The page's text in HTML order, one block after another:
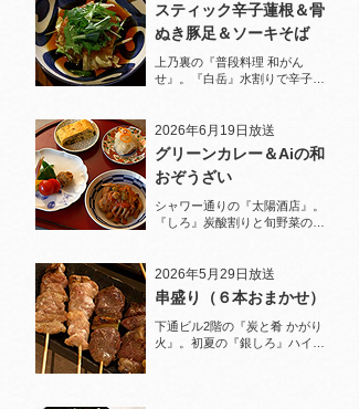
スティック辛子蓮根＆骨
ぬき豚足＆ソーキそば
上乃裏の『普段料理 和がん
せ』。『白岳』水割りで辛子蓮
2026年6月19日放送
グリーンカレー＆Aiの和
おぞうざい
シャワー通りの『太陽酒店』。
『しろ』炭酸割りと旬野菜のお
2026年5月29日放送
串盛り（６本おまかせ）
下通ビル2階の『炭と肴 かがり
火』。初夏の『銀しろ』ハイボ